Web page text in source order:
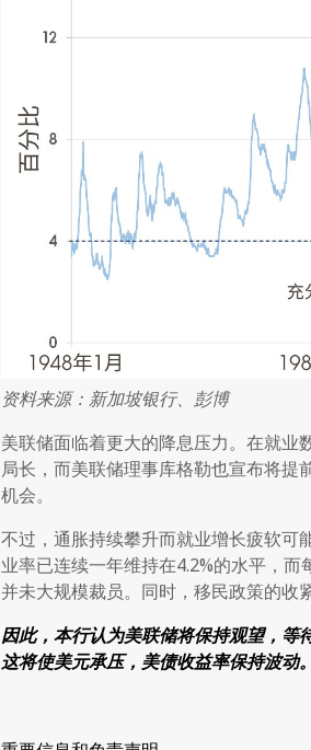
资料来源：新加坡银行、彭博
美联储面临着更大的降息压力。在就业
局长，而美联储理事库格勒也宣布将提
机会。
不过，通胀持续攀升而就业增长疲软可
业率已连续一年维持在4.2%的水平，
并未大规模裁员。同时，移民政策的收
因此，本行认为美联储将保持观望，等
这将使美元承压，美债收益率保持波动。